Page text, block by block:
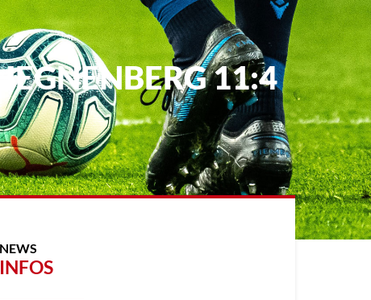
11:4
NEWS
INFOS